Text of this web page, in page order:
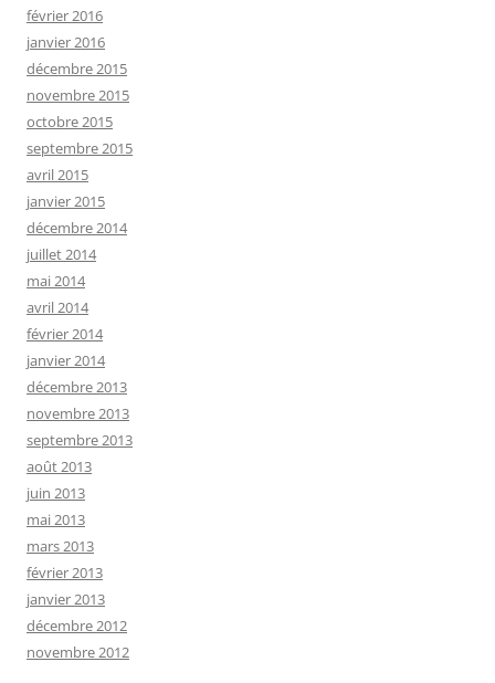
février 2016
janvier 2016
décembre 2015
novembre 2015
octobre 2015
septembre 2015
avril 2015
janvier 2015
décembre 2014
juillet 2014
mai 2014
avril 2014
février 2014
janvier 2014
décembre 2013
novembre 2013
septembre 2013
août 2013
juin 2013
mai 2013
mars 2013
février 2013
janvier 2013
décembre 2012
novembre 2012